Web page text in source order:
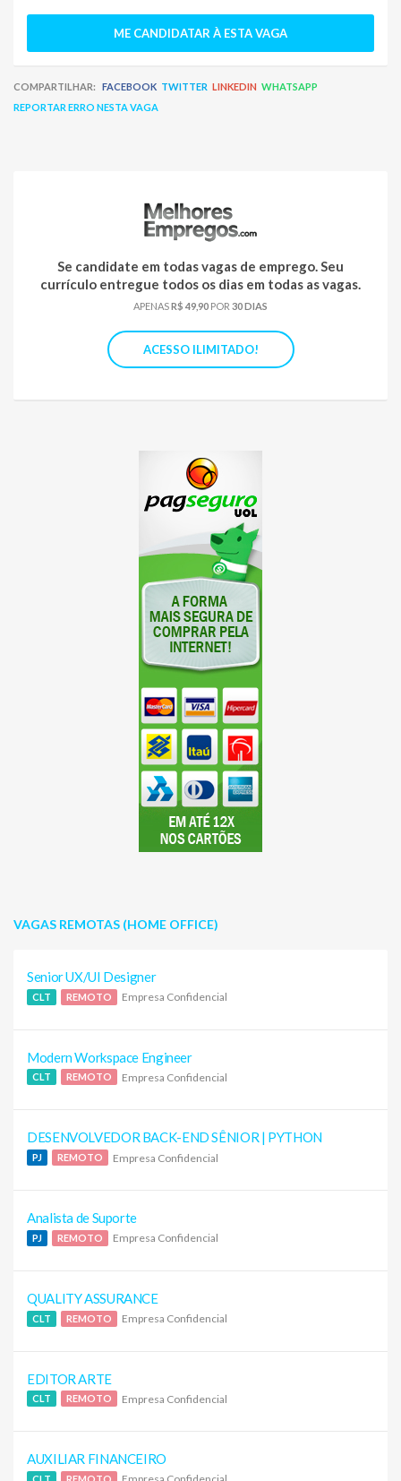
ME CANDIDATAR À ESTA VAGA
COMPARTILHAR: FACEBOOK TWITTER LINKEDIN WHATSAPP
REPORTAR ERRO NESTA VAGA
Se candidate em todas vagas de emprego. Seu
currículo entregue todos os dias em todas as vagas.
APENASR$ 49,90 POR 30 DIAS
ACESSO ILIMITADO!
VAGAS REMOTAS (HOME OFFICE)
Senior UX/UI Designer
CLT REMOTO Empresa Confidencial
Modern Workspace Engineer
CLT REMOTO Empresa Confidencial
DESENVOLVEDOR BACK-END SÊNIOR | PYTHON
PJ REMOTO Empresa Confidencial
Analista de Suporte
PJ REMOTO Empresa Confidencial
QUALITY ASSURANCE
CLT REMOTO Empresa Confidencial
EDITOR ARTE
CLT REMOTO Empresa Confidencial
AUXILIAR FINANCEIRO